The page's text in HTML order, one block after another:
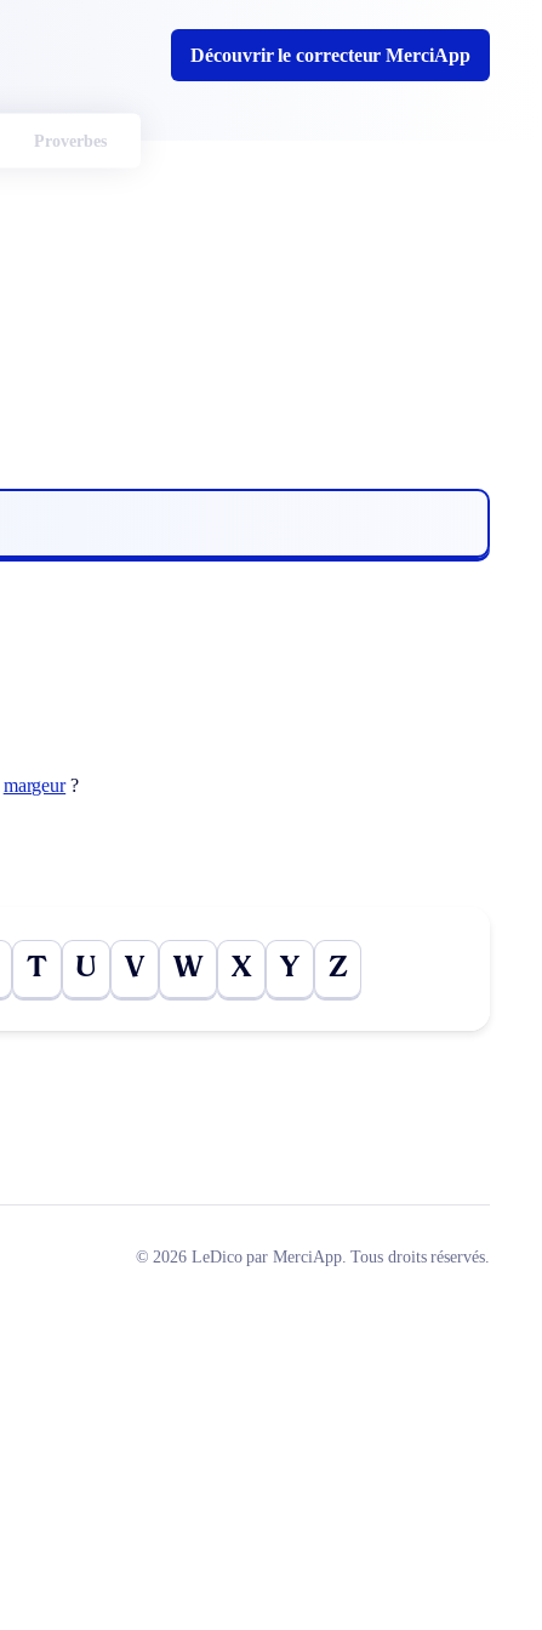
Découvrir le correcteur MerciApp
Proverbes
margeur?
T U V W X Y Z
© 2026 LeDico par MerciApp. Tous droits réservés.